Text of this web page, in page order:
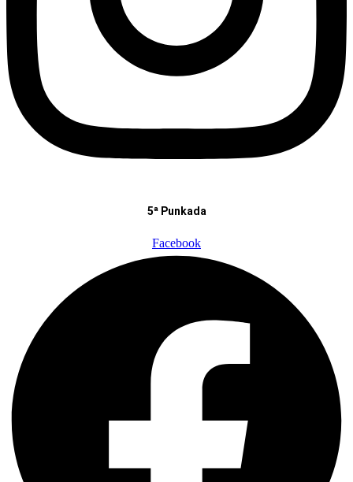
5ª Punkada
Facebook